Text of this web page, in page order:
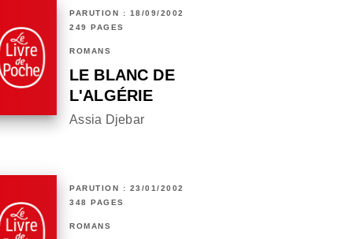
PARUTION : 18/09/2002
249 PAGES
ROMANS
LE BLANC DE
L'ALGÉRIE
Assia Djebar
PARUTION : 23/01/2002
348 PAGES
ROMANS